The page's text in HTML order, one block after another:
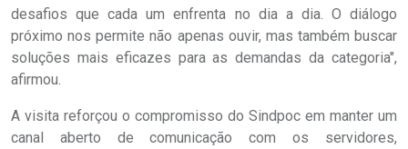
desafios que cada um enfrenta no dia a dia. O diálogo
próximo nos permite não apenas ouvir, mas também buscar
soluções mais eficazes para as demandas da categoria",
afirmou.
A visita reforçou o compromisso do Sindpoc em manter um
canal aberto de comunicação com os servidores,